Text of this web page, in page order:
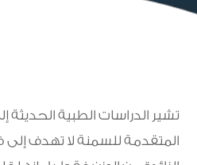
تشير الدراسات الطبية الحديثة
المتقدمة للسمنة لا تهدف إلى